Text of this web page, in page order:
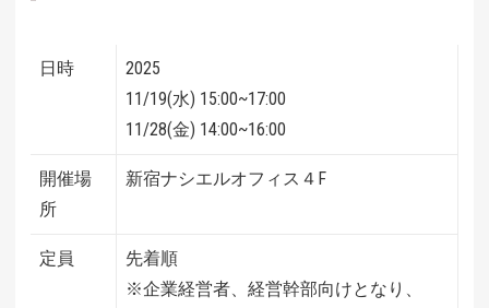
日時
2025
11/19(水) 15:00~17:00
11/28(金) 14:00~16:00
開催場
所
新宿ナシエルオフィス４F
定員
先着順
※企業経営者、経営幹部向けとなり、